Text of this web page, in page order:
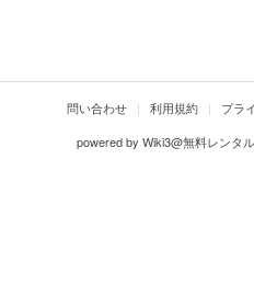
問い合わせ 利用規約 プラ
powered by Wiki3@無料レンタ